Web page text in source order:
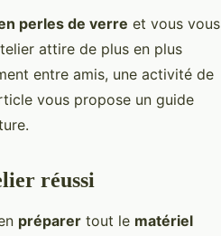
perles de verre et vous vous
attire de plus en plus
entre amis, une activité de
vous propose un guide
réussi
préparer tout le matériel